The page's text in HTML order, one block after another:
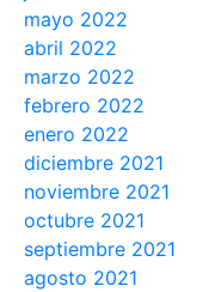
mayo 2022
abril 2022
marzo 2022
febrero 2022
enero 2022
diciembre 2021
noviembre 2021
octubre 2021
septiembre 2021
agosto 2021